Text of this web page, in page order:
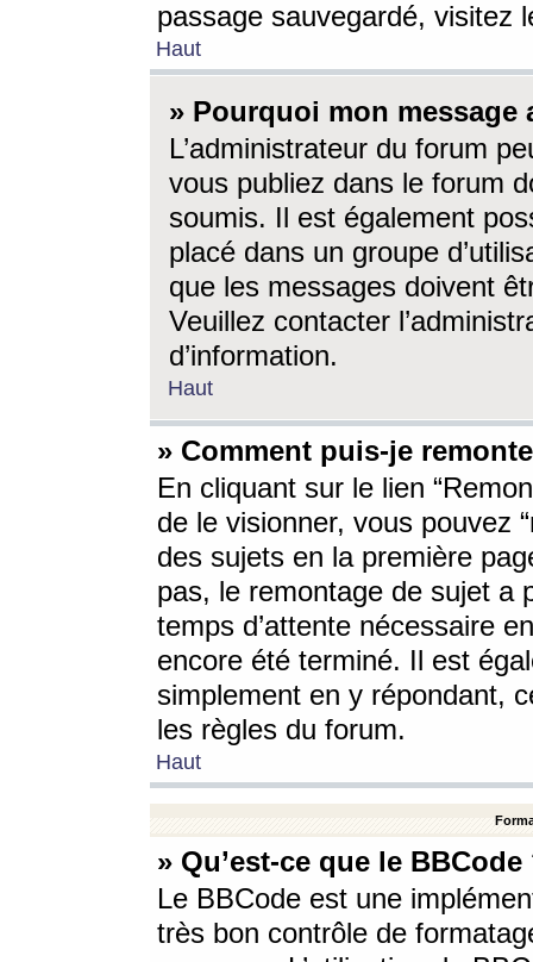
passage sauvegardé, visitez
Haut
» Pourquoi mon message
L’administrateur du forum
vous publiez dans le forum
soumis. Il est également
placé dans un groupe
que les messages doivent
Veuillez contacter
d’information.
Haut
» Comment puis-je
En cliquant sur le lien
de le visionner, vous pouvez
des sujets en la première
pas, le remontage de sujet a
temps d’attente nécessaire
encore été terminé. Il est
simplement en y répondant,
les règles du forum.
Haut
» Qu’est-ce que le BBCode
Le BBCode est une
très bon contrôle de